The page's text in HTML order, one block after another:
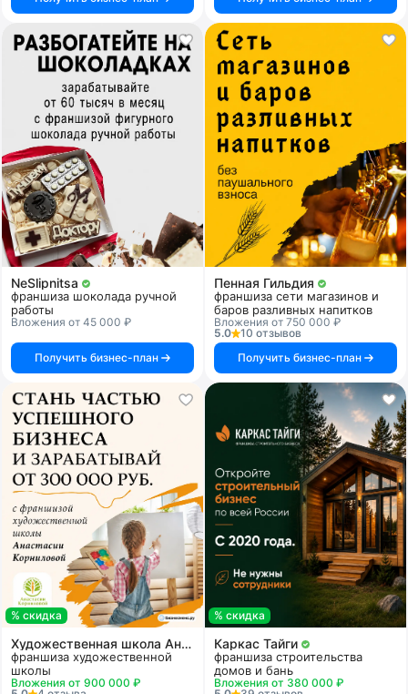
NeSlipnitsa
франшиза шоколада ручной
работы
Вложения от 45 000 ₽
Получить бизнес-план
Пенная Гильдия
франшиза сети магазинов и
баров разливных напитков
Вложения от 750 000 ₽
5.0
10 отзывов
Получить бизнес-план
% скидка
Художественная школа Анастасии Корниловой
франшиза художественной
школы
Вложения от 900 000 ₽
% скидка
Каркас Тайги
франшиза строительства
домов и бань
Вложения от 380 000 ₽